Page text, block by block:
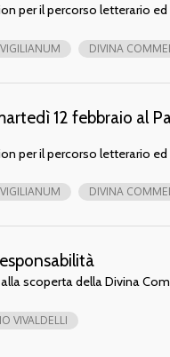
per il percorso letterario
DIVINA
12 febbraio al
per il percorso letterario
DIVINA
scoperta della Divina
VIVALDELLI